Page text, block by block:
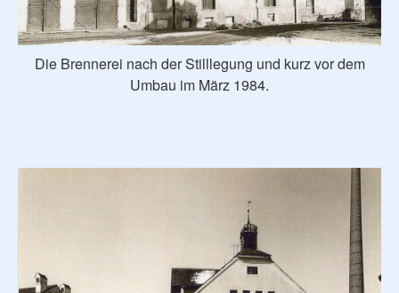
Die Brennerei nach der Stilllegung und kurz vor dem
Umbau im März 1984.